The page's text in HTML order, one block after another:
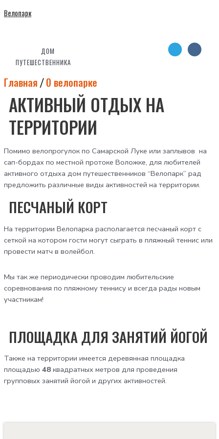
Велопарк
ДОМ
ПУТЕШЕСТВЕННИКА
Главная / О велопарке
АКТИВНЫЙ ОТДЫХ НА
ТЕРРИТОРИИ
Помимо велопрогулок по Самарской Луке или заплывов на
сап-бордах по местной протоке Воложке, для любителей
активного отдыха дом путешественников “Велопарк” рад
предложить различные виды активностей на территории.
ПЕСЧАНЫЙ КОРТ
На территории Велопарка располагается песчаный корт с
сеткой на котором гости могут сыграть в пляжный теннис или
провести матч в волейбол.
Мы так же периодически проводим любительские
соревнования по пляжному теннису и всегда рады новым
участникам!
ПЛОЩАДКА ДЛЯ ЗАНЯТИЙ ЙОГОЙ
Также на территории имеется деревянная площадка
площадью 48 квадратных метров для проведения
групповых занятий йогой и других активностей.